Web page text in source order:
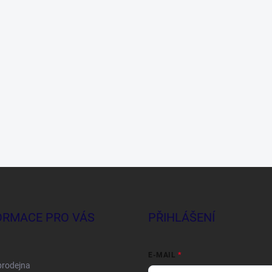
PRO VÁS PŘIHLÁŠENÍ
E-MAIL